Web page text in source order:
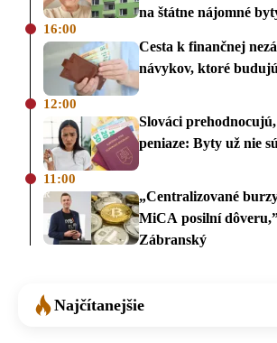
na štátne nájomné
16:00
Cesta k finančnej
návykov, ktoré
12:00
Slováci
peniaze: Byty už nie
11:00
„Centralizované
MiCA posilní
Zábranský
Najčítanejšie